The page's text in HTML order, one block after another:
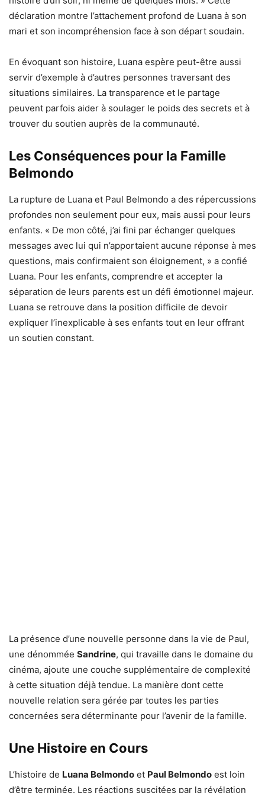
déclaration montre l’attachement profond de Luana à son
mari et son incompréhension face à son départ soudain.
En évoquant son histoire, Luana espère peut-être aussi
servir d’exemple à d’autres personnes traversant des
situations similaires. La transparence et le partage
peuvent parfois aider à soulager le poids des secrets et à
trouver du soutien auprès de la communauté.
Les Conséquences pour la Famille
Belmondo
La rupture de Luana et Paul Belmondo a des répercussions
profondes non seulement pour eux, mais aussi pour leurs
enfants. « De mon côté, j’ai fini par échanger quelques
messages avec lui qui n’apportaient aucune réponse à mes
questions, mais confirmaient son éloignement, » a confié
Luana. Pour les enfants, comprendre et accepter la
séparation de leurs parents est un défi émotionnel majeur.
Luana se retrouve dans la position difficile de devoir
expliquer l’inexplicable à ses enfants tout en leur offrant
un soutien constant.
La présence d’une nouvelle personne dans la vie de Paul,
une dénommée Sandrine, qui travaille dans le domaine du
cinéma, ajoute une couche supplémentaire de complexité
à cette situation déjà tendue. La manière dont cette
nouvelle relation sera gérée par toutes les parties
concernées sera déterminante pour l’avenir de la famille.
Une Histoire en Cours
L’histoire de Luana Belmondo et Paul Belmondo est loin
d’être terminée. Les réactions suscitées par la révélation